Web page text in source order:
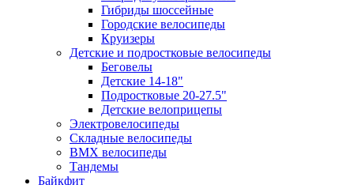
Гибриды шоссейные
Городские велосипеды
Круизеры
Детские и подростковые велосипеды
Беговелы
Детские 14-18"
Подростковые 20-27.5"
Детские велоприцепы
Электровелосипеды
Складные велосипеды
BMX велосипеды
Тандемы
Байкфит